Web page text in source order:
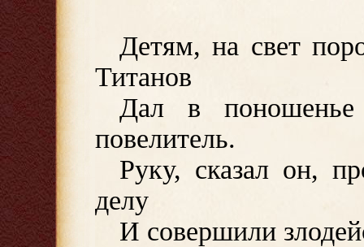
Детям, на свет
Титанов
Дал в
повелитель.
Руку, сказал он,
делу
И совершили